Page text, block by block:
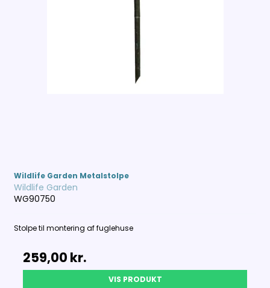
Wildlife Garden Metalstolpe
Wildlife Garden
WG90750
Stolpe til montering af fuglehuse
259,00 kr.
VIS PRODUKT